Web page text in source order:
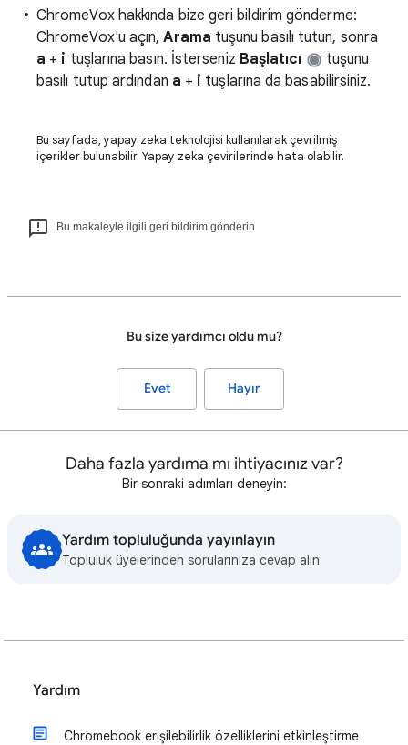
ChromeVox hakkında bize geri bildirim gönderme:
ChromeVox'u açın,Arama tuşunu basılı tutun, sonra
a + i tuşlarına basın. İsterseniz Başlatıcı
tuşunu
basılı tutup ardından a + i tuşlarına da basabilirsiniz.
Bu sayfada, yapay zeka teknolojisi kullanılarak çevrilmiş
içerikler bulunabilir. Yapay zeka çevirilerinde hata olabilir.
Bu makaleyle ilgili geri bildirim gönderin
Bu size yardımcı oldu mu?
Evet Hayır
Daha fazla yardıma mı ihtiyacınız var?
Bir sonraki adımları deneyin:
Yardım topluluğunda yayınlayın
Topluluk üyelerinden sorularınıza cevap alın
Yardım
Chromebook erişilebilirlik özelliklerini etkinleştirme